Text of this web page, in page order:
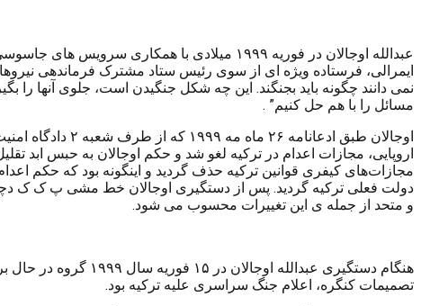
عبدالله اوجالان در فوریه ۱۹۹۹ میلادی با
ایمرالی، فرستاده ویژه ای از سوی رئیس ستاد مشترک فرماندهی
نمی دانند چگونه باید بجنگند. این چه شکل جنگیدن است، جلوی آنها
مسائل را با هم حل کنیم” .
اروپایی، مجازات اعدام در ترکیه لغو شد و حکم اوجالان به حبس ابد
مجازات‌های کیفری قوانین ترکیه حذف گردید و اینگونه بود که حکم
دولت فعلی ترکیه گردید. پس از دستگیری اوجالان خط مشی پ ک ک دچار
و متحد از جمله ی این تغییرات محسوب می شود.
هنگام دستگیری
تصمیمات کنگره، اعلام جنگ سراسری علیه ترکیه بود.